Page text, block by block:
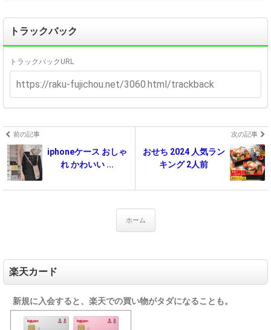
トラックバック
トラックバックURL
前の記事
iphoneケース おしゃ
れ かわいい ...
次の記事
おせち 2024 人気ラン
キング 2人前
ホーム
楽天カード
新規に入会すると、楽天での買い物がタダになることも。